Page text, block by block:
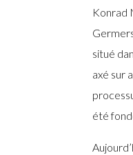
Konrad
situé
axé sur
été